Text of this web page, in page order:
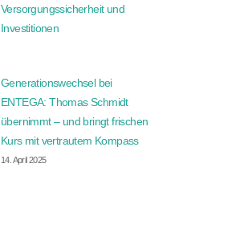
Versorgungssicherheit und
Investitionen
Generationswechsel bei
ENTEGA: Thomas Schmidt
übernimmt – und bringt frischen
Kurs mit vertrautem Kompass
14. April 2025